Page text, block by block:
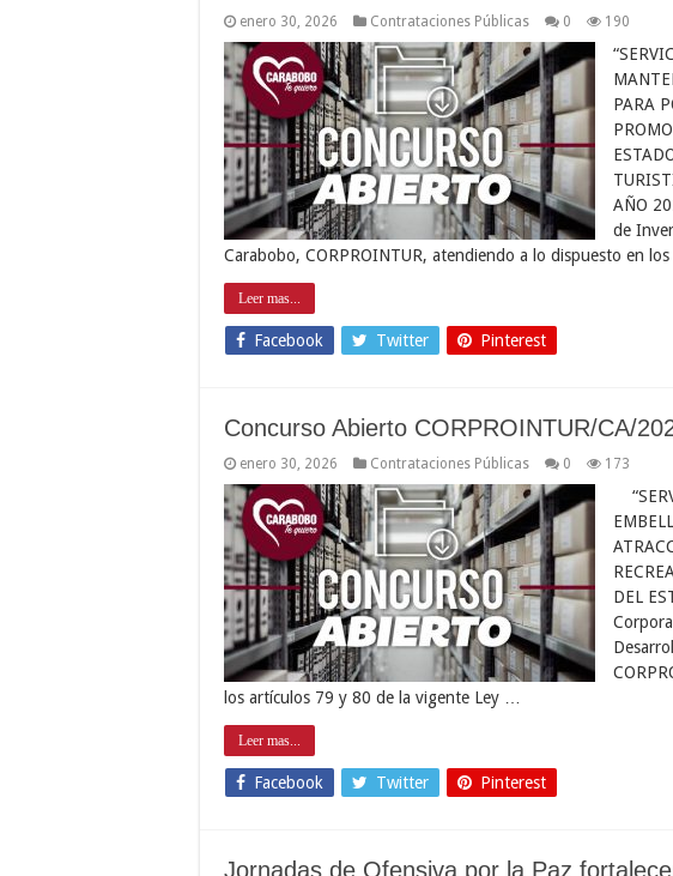
enero 30, 2026 Contrataciones Públicas 0 190
PARA
AÑO
de
Carabobo, CORPROINTUR, atendiendo a lo dispuesto en
Leer mas...
Facebook Twitter Pinterest
Concurso Abierto CORPROINTUR/CA/
enero 30, 2026 Contrataciones Públicas 0 173
DEL
los artículos 79 y 80 de la vigente Ley …
Leer mas...
Facebook Twitter Pinterest
Jornadas de Ofensiva por la Paz